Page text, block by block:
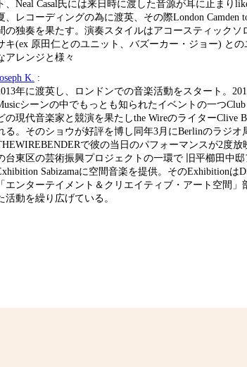
、Neal Casal氏には来日時に渡した音源が耳に止まり
、レコーディングの為に渡英、その際London Camden
の独奏を果たす。演奏スタイルはアコースティックソ
キ(ex 原田仁とのユニット、バズーカー・ジョー) と
アレンジと様々
K. :
年に渡英し、ロンドンでの音楽活動をスタート。
シーンの中でもっとも知られたイベントの一つ
の現代音楽家と競演を果たしthe WireのライターClive
る。そのショウが好評を博し同年3月にBerlinのラジオ
で彼の当日のパフォーマンスが2度放
台東区の芸術振興プロジェクトの一環で 旧平櫛田中
Sabizamaに空間音楽を提供。そのExhibitionは
エンターテイメント＆クリエイティブ・アート空間」
活動を繰り広げている。